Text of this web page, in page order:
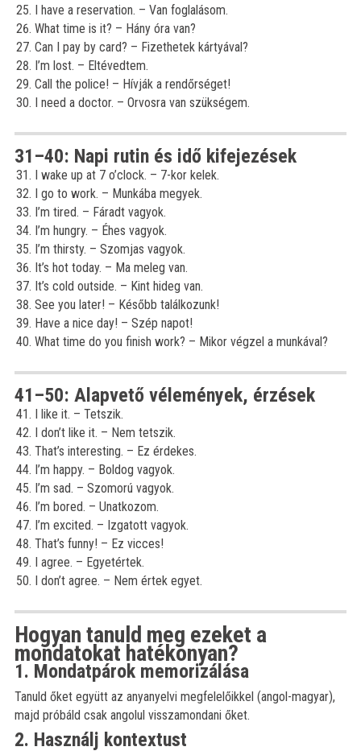
I have a reservation. – Van foglalásom.
What time is it? – Hány óra van?
Can I pay by card? – Fizethetek kártyával?
I’m lost. – Eltévedtem.
Call the police! – Hívják a rendőrséget!
I need a doctor. – Orvosra van szükségem.
31–40: Napi rutin és idő kifejezések
I wake up at 7 o’clock. – 7-kor kelek.
I go to work. – Munkába megyek.
I’m tired. – Fáradt vagyok.
I’m hungry. – Éhes vagyok.
I’m thirsty. – Szomjas vagyok.
It’s hot today. – Ma meleg van.
It’s cold outside. – Kint hideg van.
See you later! – Később találkozunk!
Have a nice day! – Szép napot!
What time do you finish work? – Mikor végzel a munkával?
41–50: Alapvető vélemények, érzések
I like it. – Tetszik.
I don’t like it. – Nem tetszik.
That’s interesting. – Ez érdekes.
I’m happy. – Boldog vagyok.
I’m sad. – Szomorú vagyok.
I’m bored. – Unatkozom.
I’m excited. – Izgatott vagyok.
That’s funny! – Ez vicces!
I agree. – Egyetértek.
I don’t agree. – Nem értek egyet.
Hogyan tanuld meg ezeket a
mondatokat hatékonyan?
1. Mondatpárok memorizálása
Tanuld őket együtt az anyanyelvi megfelelőikkel (angol-magyar),
majd próbáld csak angolul visszamondani őket.
2. Használj kontextust